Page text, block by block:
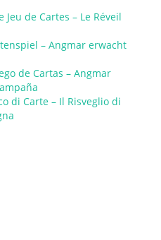
Jeu de Cartes – Le Réveil
– Angmar erwacht
de Cartas – Angmar
di Carte – Il Risveglio di